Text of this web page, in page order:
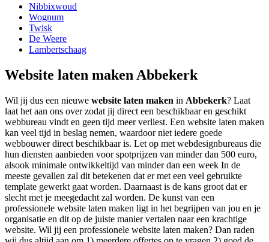
Nibbixwoud
Wognum
Twisk
De Weere
Lambertschaag
Website laten maken Abbekerk
Wil jij dus een nieuwe website laten maken in Abbekerk? Laat
laat het aan ons over zodat jij direct een beschikbaar en geschikt
webbureau vindt en geen tijd meer verliest. Een website laten maken
kan veel tijd in beslag nemen, waardoor niet iedere goede
webbouwer direct beschikbaar is. Let op met webdesignbureaus die
hun diensten aanbieden voor spotprijzen van minder dan 500 euro,
alsook minimale ontwikkeltijd van minder dan een week In de
meeste gevallen zal dit betekenen dat er met een veel gebruikte
template gewerkt gaat worden. Daarnaast is de kans groot dat er
slecht met je meegedacht zal worden. De kunst van een
professionele website laten maken ligt in het begrijpen van jou en je
organisatie en dit op de juiste manier vertalen naar een krachtige
website. Wil jij een professionele website laten maken? Dan raden